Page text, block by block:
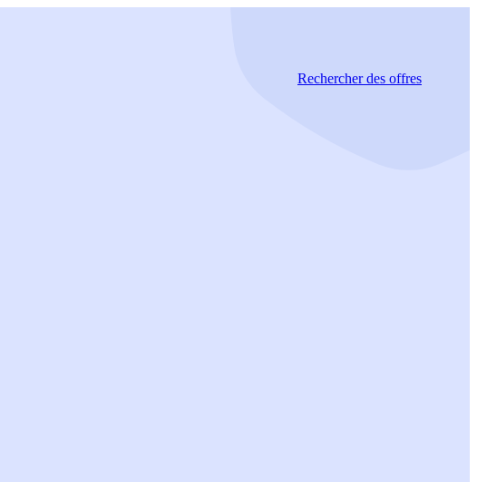
Rechercherdes offres